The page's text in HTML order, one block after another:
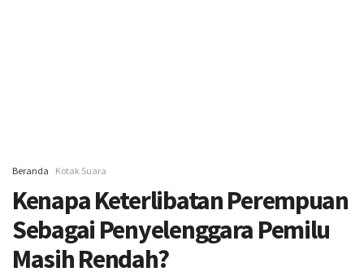
Beranda Kotak Suara
Kenapa Keterlibatan Perempuan
Sebagai Penyelenggara Pemilu
Masih Rendah?